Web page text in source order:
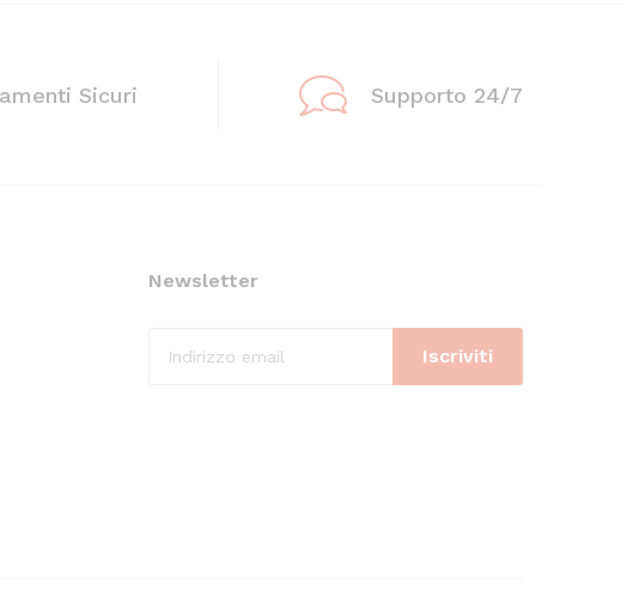
Sicuri Supporto 24/7
Newsletter